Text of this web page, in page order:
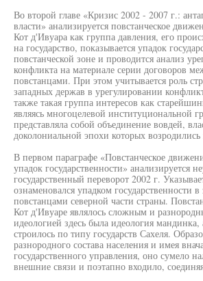
Во второй главе «Кризис 2002 - 2007 г.:
власти» анализируется повстанческое
Кот д'Ивуара как группа давления, его
на государство, показывается упадок
повстанческой зоне и проводится анализ
конфликта на материале серии договоров
повстанцами. При этом учитывается роль
западных держав в урегулировании
также такая группа интересов как
являясь многоцелевой институциональной
представляла собой объединение вовдей,
доколониальной эпохи которых
В первом параграфе «Повстанческое
упадок государственности» анализируется
государственный переворот 2002 г.
ознаменовался упадком государственности в
повстанцами северной части страны.
Кот д'Ивуаре являлось сложным и
идеологией здесь была идеология мандинка,
строилось по типу государств Сахеля.
разнородного состава населения и имея
государственного управления, оно сумело
внешние связи и поэтапно входило,